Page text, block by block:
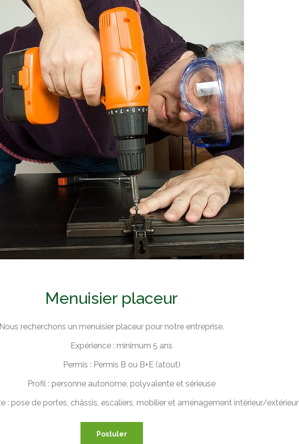
Menuisier placeur
Nous recherchons un menuisier placeur pour notre entreprise.
Expérience : minimum 5 ans
Permis : Permis B ou B+E (atout)
Profil : personne autonome, polyvalente et sérieuse
: pose de portes, châssis, escaliers, mobilier et aménagement intérieur/extérieur
Postuler